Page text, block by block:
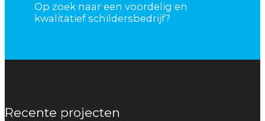
Op zoek naar een voordelig en
kwalitatief schildersbedrijf?
Recente projecten